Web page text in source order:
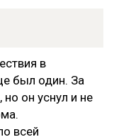
в
был один. За
он уснул и не
всей